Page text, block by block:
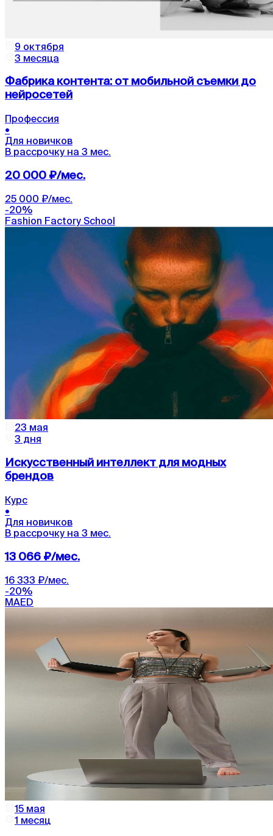
9 октября
3 месяца
Фабрика контента: от мобильной съемки до
нейросетей
Профессия
•
Для новичков
В рассрочку на 3 мес.
20 000 ₽/мес.
25 000 ₽/мес.
-20%
Fashion Factory School
23 мая
3 дня
Искусственный интеллект для модных
брендов
Курс
•
Для новичков
В рассрочку на 3 мес.
13 066 ₽/мес.
16 333 ₽/мес.
-20%
MAED
15 мая
1 месяц